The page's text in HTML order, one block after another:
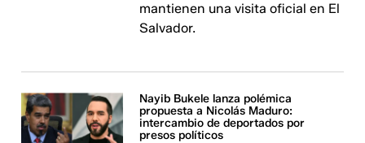
mantienen una visita oficial en El
Salvador.
Nayib Bukele lanza polémica
propuesta a Nicolás Maduro:
intercambio de deportados por
presos políticos